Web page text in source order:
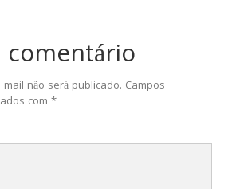
comentário
não será publicado. Campos
com *